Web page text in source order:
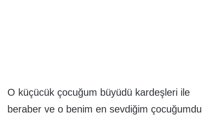
O küçücük çocuğum büyüdü kardeşleri ile
beraber ve o benim en sevdiğim çocuğumdu